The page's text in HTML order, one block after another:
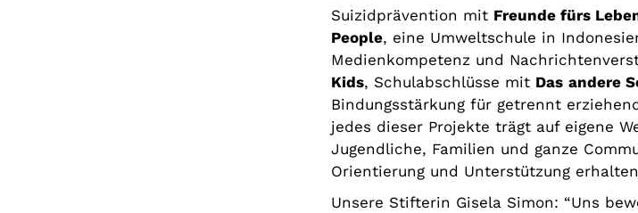
Suizidprävention mit Freunde fürs
People, eine Umweltschule in
Medienkompetenz und
Kids, Schulabschlüsse mit Das andere
Bindungsstärkung für getrennt
jedes dieser Projekte trägt auf eigene
Jugendliche, Familien und ganze
Orientierung und Unterstützung
Unsere Stifterin Gisela Simon: “Uns